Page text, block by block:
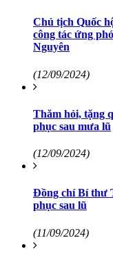
Chủ tịch Quốc
công tác ứng
Nguyên
(12/09/2024)
Thăm hỏi, tặng
phục sau mưa lũ
(12/09/2024)
Đồng chí Bí thư
phục sau lũ
(11/09/2024)